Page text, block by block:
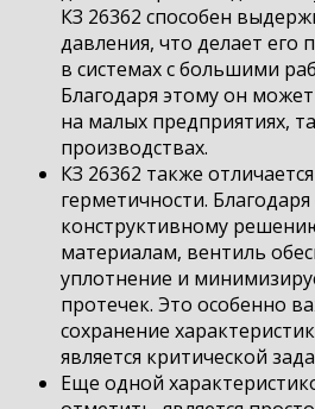
КЗ 26362 способен
давления, что делает
в системах с большими
Благодаря этому он
на малых предприятиях,
производствах.
КЗ 26362 также
герметичности.
конструктивному
материалам, вентиль
уплотнение и
протечек. Это особенно
сохранение
является критической
Еще одной